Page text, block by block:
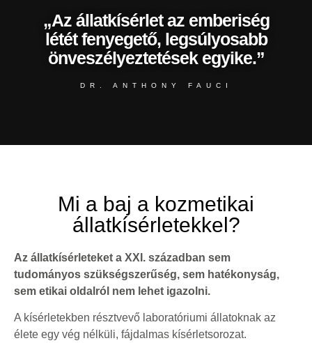
„Az állatkísérlet az emberiség
létét fenyegető, legsúlyosabb
önveszélyeztetések egyike.”
DR. ANTHONY FAUCI
Mi a baj a kozmetikai
állatkísérletekkel?
Az állatkísérleteket a XXI. században sem
tudományos szükségszerűség, sem hatékonyság,
sem etikai oldalról nem lehet igazolni.
A kísérletekben résztvevő laboratóriumi állatoknak az
élete egy vég nélküli, fájdalmas kísérletsorozat.